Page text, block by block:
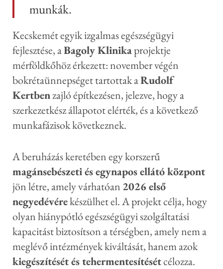
munkák.
Kecskemét egyik izgalmas egészségügyi
fejlesztése, aBagoly Klinikaprojektje
mérföldkőhöz érkezett: november végén
bokrétaünnepséget tartottak aRudolf
Kertbenzajló építkezésen, jelezve, hogy a
szerkezetkész állapotot elérték, és a következő
munkafázisok következnek.
A beruházás keretében egy korszerű
magánsebészeti és egynapos ellátó központ
jön létre, amely várhatóan 2026 első
negyedévérekészülhet el. A projekt célja, hogy
olyan hiánypótló egészségügyi szolgáltatási
kapacitást biztosítson a térségben, amely nem a
meglévő intézmények kiváltását, hanem azok
kiegészítését és tehermentesítésétcélozza.